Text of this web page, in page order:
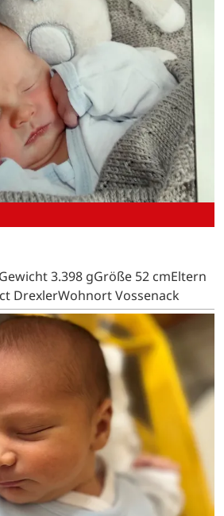
3.398 gGröße 52 cmEltern
DrexlerWohnort Vossenack